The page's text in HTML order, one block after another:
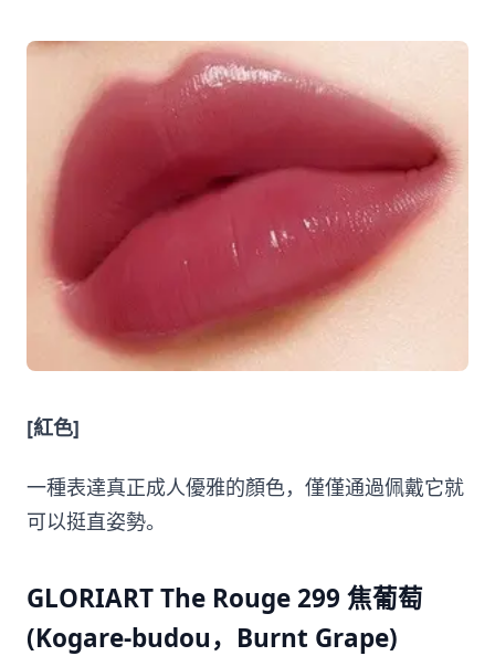
[紅色]
一種表達真正成人優雅的顏色，僅僅通過佩戴它就
可以挺直姿勢。
GLORIART The Rouge 299 焦葡萄
(Kogare-budou，Burnt Grape)